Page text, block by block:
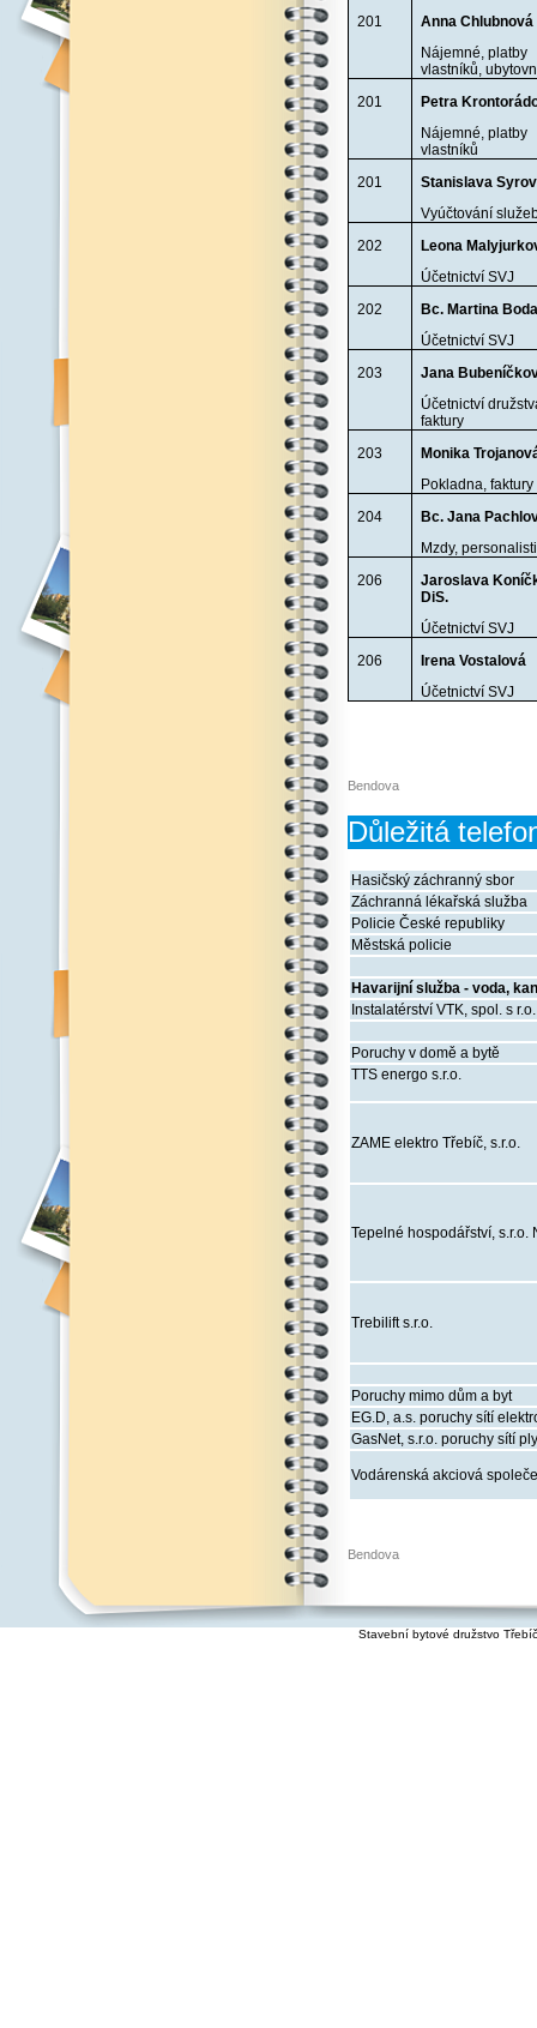
201
Anna Chlubnová
Nájemné, platby
vlastníků,
201
Petra
Nájemné, platby
vlastníků
201
Stanislava
Vyúčtování
202
Leona
Účetnictví SVJ
202
Bc. Martina
Účetnictví SVJ
203
Jana
Účetnictví
faktury
203
Monika
Pokladna, faktury
204
Bc. Jana
Mzdy,
206
Jaroslava
DiS.
Účetnictví SVJ
206
Irena Vostalová
Účetnictví SVJ
Bendova
Důležitá
Hasičský záchranný sbor
Záchranná lékařská služba
Policie České republiky
Městská policie
Havarijní služba - voda,
Instalatérství VTK, spol. s
Poruchy v domě a bytě
TTS energo s.r.o.
ZAME elektro Třebíč, s.r.o.
Tepelné hospodářství, s.r.o.
Trebilift s.r.o.
Poruchy mimo dům a byt
EG.D, a.s. poruchy sítí
GasNet, s.r.o. poruchy sítí
Vodárenská akciová
Bendova
Stavební bytové družstvo